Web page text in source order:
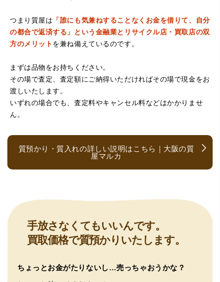
（京都府亀岡市）他店舗にも行きましたが、対応の方があ
まりお売りしたくないと思ったので、やめました。こちら
は電話対応からも誠実な印象でしたので、こちらでお売り
しようと思っておりました。この度はありがとうございま
す。
（大阪府大阪市）とても宝石に詳しく、また中古市場の仕
組みもお教えいただけ嬉しかったです。鑑別も素早く驚き
ました。宜しくお願いいたします。(楽器等、様々なジャン
ルに詳しいの流石の一言に尽きます)
つまり質屋は 「誰にも気兼ねすることなくお金を借りて、自分
の都合で返済する」という金融業とリサイクル店・買取店の双
方のメリットを兼ね備えているのです。
まずは品物をお持ちください。
その場で査定、査定額にご納得いただければその場で現金をお
渡しいたします。
いずれの場合でも、査定料やキャンセル料などはかかりませ
ん。
質預かり・質入れの詳しい説明はこちら｜大阪の質
屋マルカ
手放さなくてもいいんです。
買取価格で質預かりいたします。
ちょっとお金がたりないし…売っちゃおうかな？